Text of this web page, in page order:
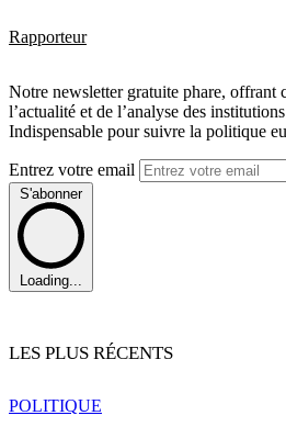
Rapporteur
Notre newsletter gratuite phare, offrant
l’actualité et de l’analyse des
Indispensable pour suivre la politique
Entrez votre email
S'abonner
Loading...
LES PLUS RÉCENTS
POLITIQUE